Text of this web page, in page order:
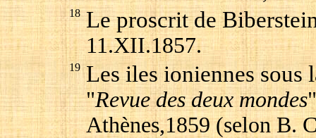
18 Le proscrit de
11.XII.1857.
19 Les iles ioniennes sous
"Revue des deux mondes
Athènes,1859 (selon B.